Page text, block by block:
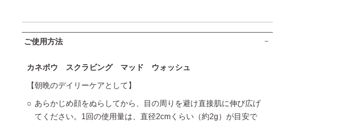
ご使用方法
カネボウ スクラビング マッド ウォッシュ
【朝晩のデイリーケアとして】
あらかじめ顔をぬらしてから、目の周りを避け直接肌に伸び広げ
てください。1回の使用量は、直径2cmくらい（約2g）が目安で